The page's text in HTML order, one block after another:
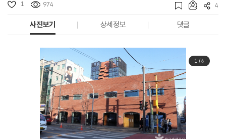
1 974 4
사진보기 상세정보 댓글
1/6